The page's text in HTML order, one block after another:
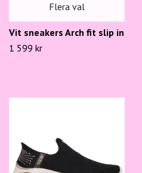
Flera val
Vit sneakers Arch fit slip in
1 599 kr